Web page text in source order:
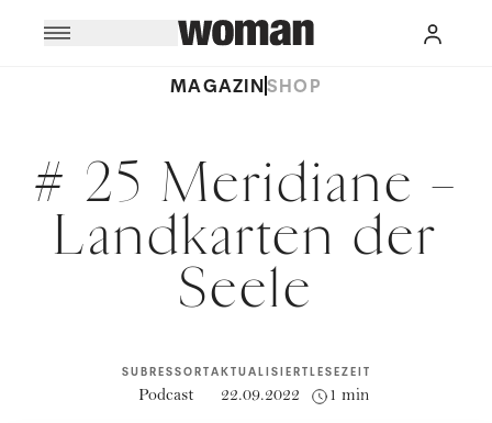
MAGAZINSHOP
# 25 Meridiane –
Landkarten der
Seele
SUBRESSORT
Podcast
AKTUALISIERT
22.09.2022
LESEZEIT
1 min